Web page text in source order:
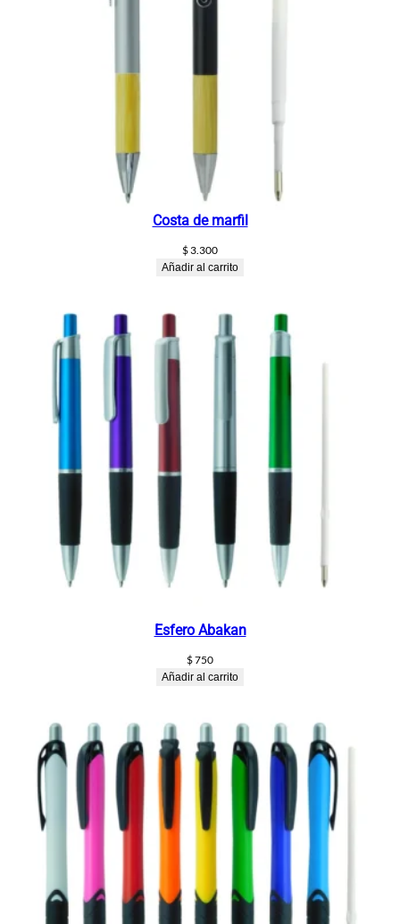
Costa de marfil
$3.300
Añadir al carrito
Esfero Abakan
$750
Añadir al carrito